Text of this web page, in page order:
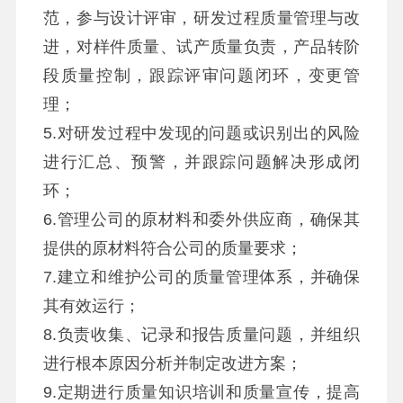
范，参与设计评审，研发过程质量管理与改
进，对样件质量、试产质量负责，产品转阶
段质量控制，跟踪评审问题闭环，变更管
理；
5.对研发过程中发现的问题或识别出的风险
进行汇总、预警，并跟踪问题解决形成闭
环；
6.管理公司的原材料和委外供应商，确保其
提供的原材料符合公司的质量要求；
7.建立和维护公司的质量管理体系，并确保
其有效运行；
8.负责收集、记录和报告质量问题，并组织
进行根本原因分析并制定改进方案；
9.定期进行质量知识培训和质量宣传，提高